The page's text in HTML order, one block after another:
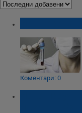
Коментари: 0